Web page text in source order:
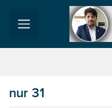
nur 31